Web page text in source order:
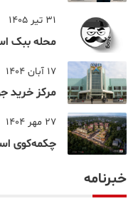
31 تیر 1405
محله ببک
17 آبان 1404
مرکز خرید
27 مهر 1404
چکمه‌کوی
خبرنامه